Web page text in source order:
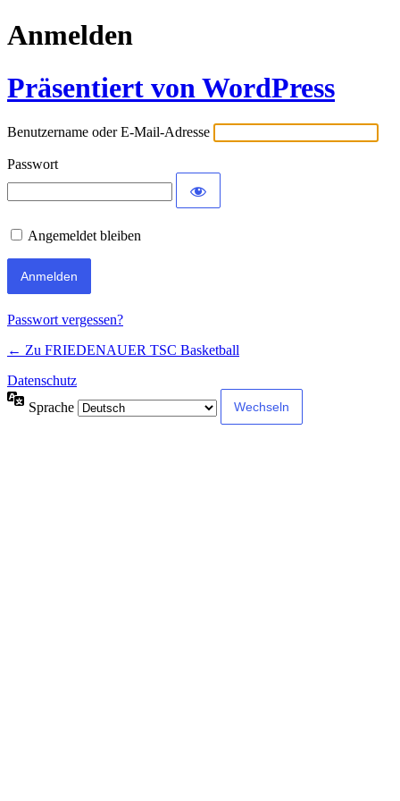
Anmelden
Präsentiert von WordPress
Benutzername oder E-Mail-Adresse
Passwort
Angemeldet bleiben
Passwort vergessen?
← Zu FRIEDENAUER TSC Basketball
Datenschutz
Sprache